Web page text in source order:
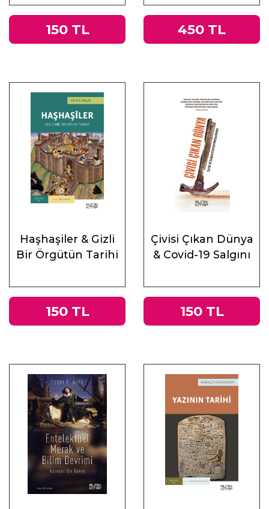
ve Doğu
150 TL 450 TL
Haşhaşiler & Gizli
Bir Örgütün Tarihi
150 TL
Çivisi Çıkan Dünya
& Covid-19 Salgını
Muhasebeler
150 TL